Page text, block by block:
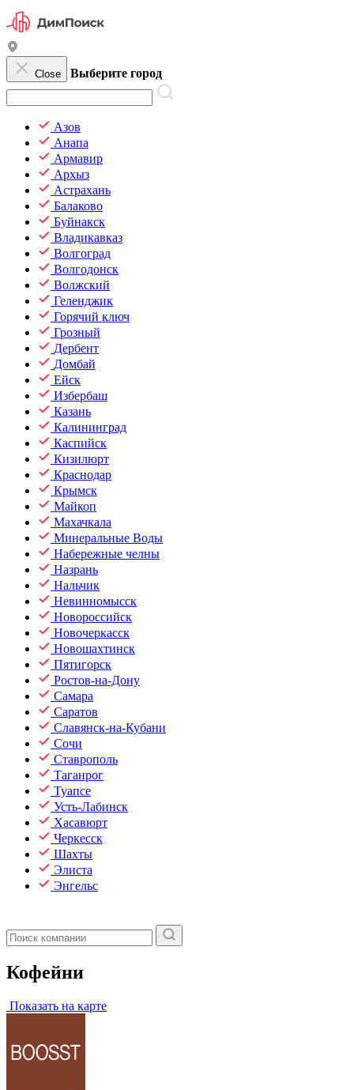
Close Выберите город
Азов
Анапа
Армавир
Архыз
Астрахань
Балаково
Буйнакск
Владикавказ
Волгоград
Волгодонск
Волжский
Геленджик
Горячий ключ
Грозный
Дербент
Домбай
Ейск
Избербаш
Казань
Калининград
Каспийск
Кизилюрт
Краснодар
Крымск
Майкоп
Махачкала
Минеральные Воды
Набережные челны
Назрань
Нальчик
Невинномысск
Новороссийск
Новочеркасск
Новошахтинск
Пятигорск
Ростов-на-Дону
Самара
Саратов
Славянск-на-Кубани
Сочи
Ставрополь
Таганрог
Туапсе
Усть-Лабинск
Хасавюрт
Черкесск
Шахты
Элиста
Энгельс
Кофейни
Показать на карте